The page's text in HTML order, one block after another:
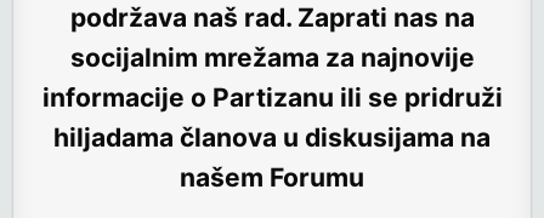
podržava naš rad. Zaprati nas na
socijalnim mrežama za najnovije
informacije o Partizanu ili se pridruži
hiljadama članova u diskusijama na
našem Forumu